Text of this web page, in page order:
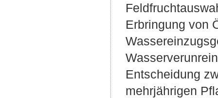
Erbringung von
Entscheidung
mehrjährigen